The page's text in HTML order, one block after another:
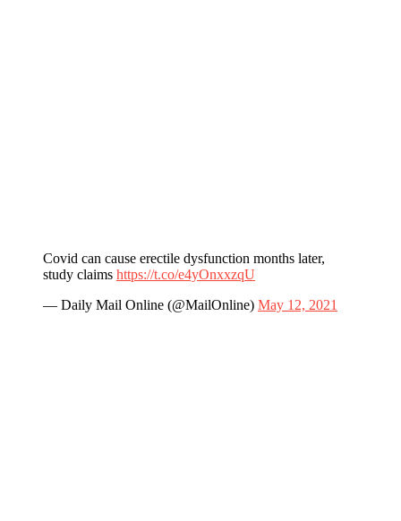
Covid can cause erectile dysfunction months later,
study claims https://t.co/e4yOnxxzqU
— Daily Mail Online (@MailOnline) May 12, 2021